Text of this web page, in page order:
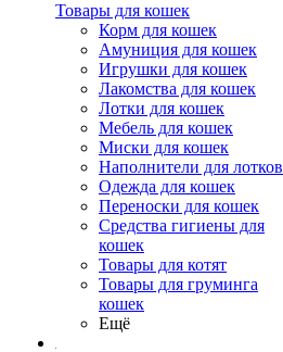
Товары для кошек
Корм для кошек
Амуниция для кошек
Игрушки для кошек
Лакомства для кошек
Лотки для кошек
Мебель для кошек
Миски для кошек
Наполнители для лотков
Одежда для кошек
Переноски для кошек
Средства гигиены для
кошек
Товары для котят
Товары для груминга
кошек
Ещё